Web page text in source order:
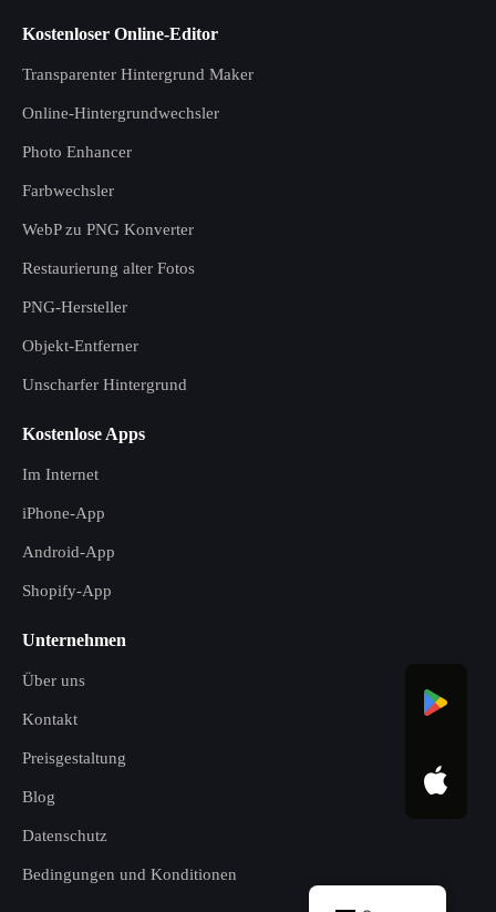
Kostenloser Online-Editor
Transparenter Hintergrund Maker
Online-Hintergrundwechsler
Photo Enhancer
Farbwechsler
WebP zu PNG Konverter
Restaurierung alter Fotos
PNG-Hersteller
Objekt-Entferner
Unscharfer Hintergrund
Kostenlose Apps
Im Internet
iPhone-App
Android-App
Shopify-App
Unternehmen
Über uns
Kontakt
Preisgestaltung
Blog
Datenschutz
Bedingungen und Konditionen